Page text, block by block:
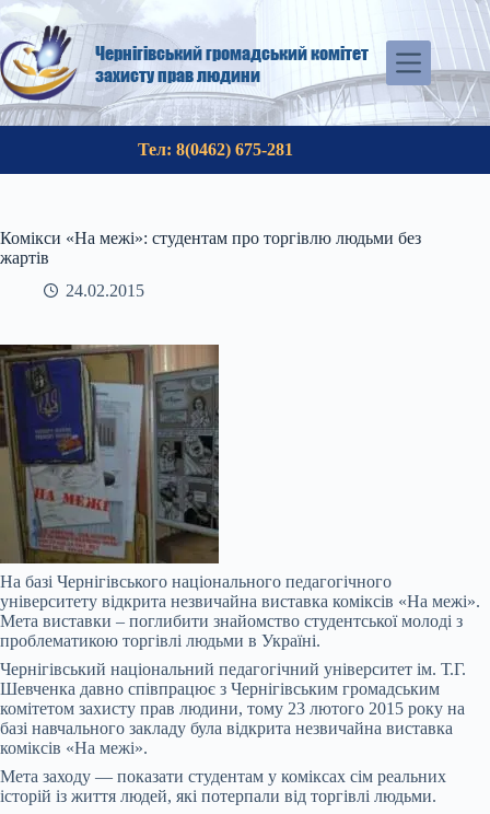
Перейти
до
вмісту
Чернігівський громадський комітет
захисту прав людини
Тел: 8(0462) 675-281
Комікси «На межі»: студентам про торгівлю людьми без
жартів
24.02.2015
На базі Чернігівського національного педагогічного
університету відкрита незвичайна виставка коміксів «На межі».
Мета виставки – поглибити знайомство студентської молоді з
проблематикою торгівлі людьми в Україні.
Чернігівський національний педагогічний університет ім. Т.Г.
Шевченка давно співпрацює з Чернігівським громадським
комітетом захисту прав людини, тому 23 лютого 2015 року на
базі навчального закладу була відкрита незвичайна виставка
коміксів «На межі».
Мета заходу — показати студентам у коміксах сім реальних
історій із життя людей, які потерпали від торгівлі людьми.